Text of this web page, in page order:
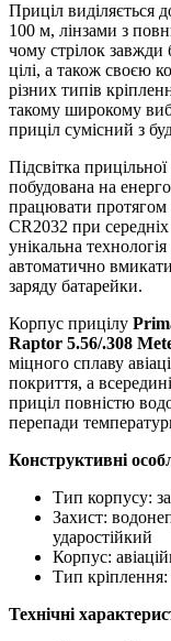
Приціл виділяється
100 м, лінзами з
чому стрілок завжди
цілі, а також своєю
різних типів
такому широкому
приціл сумісний з
Підсвітка
побудована на
працювати протягом
CR2032 при
унікальна
автоматично
заряду батарейки.
Корпус прицілу
Raptor 5.56/.308
міцного сплаву
покриття, а
приціл повністю
перепади
Конструктивні
Тип корпусу:
Захист:
ударостійкий
Корпус:
Тип
Технічні